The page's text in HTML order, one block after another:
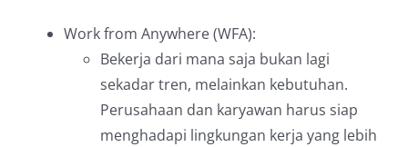
Work from Anywhere (WFA):
Bekerja dari mana saja bukan lagi
sekadar tren, melainkan kebutuhan.
Perusahaan dan karyawan harus siap
menghadapi lingkungan kerja yang lebih